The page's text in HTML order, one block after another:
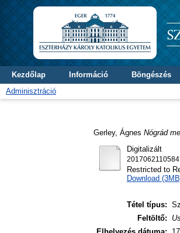
Kezdőlap Információ
Böngészés
Adminisztráció
Gerley, Ágnes Nógrád
Digitalizált
Restricted to
Download
Tétel típus:
Feltöltő: